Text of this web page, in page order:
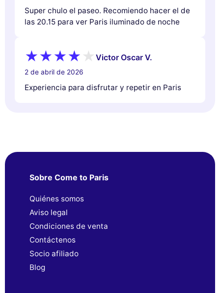
Super chulo el paseo. Recomiendo hacer el de
las 20.15 para ver Paris iluminado de noche
Victor Oscar V.
2 de abril de 2026
Experiencia para disfrutar y repetir en Paris
Sobre Come to Paris
Quiénes somos
Aviso legal
Condiciones de venta
Contáctenos
Socio afiliado
Blog